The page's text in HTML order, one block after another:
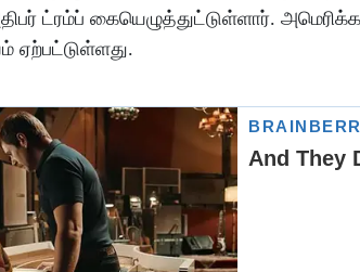
ட்ரம்ப் கையெழுத்துட்டுள்ளார்.
ஏற்பட்டுள்ளது.